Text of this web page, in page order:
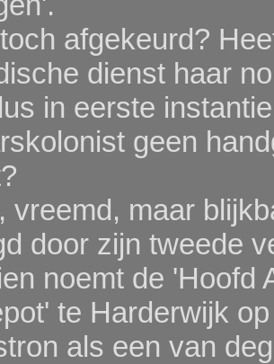
afgekeurd?
dienst haar
in eerste
geen
vreemd, maar
door zijn tweede
noemt de 'Hoofd
te Harderwijk
als een van